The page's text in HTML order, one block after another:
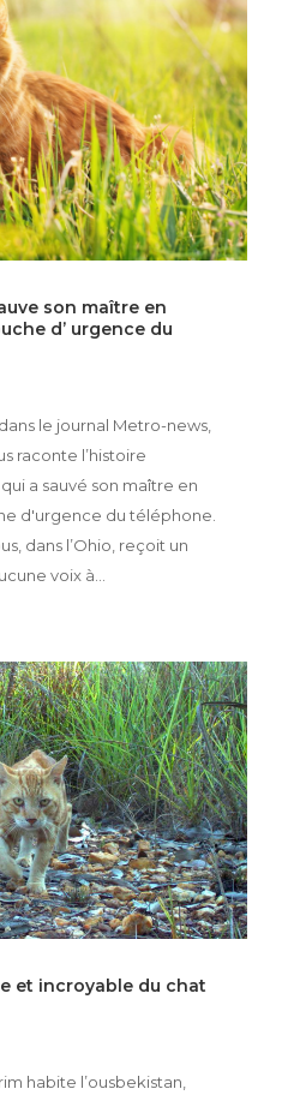
son maître en
d’ urgence du
le journal Metro-news,
raconte l’histoire
a sauvé son maître en
d'urgence du téléphone.
dans l’Ohio, reçoit un
voix à...
et incroyable du chat
habite l’ousbekistan,